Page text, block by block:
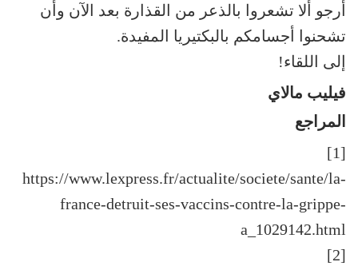
أرجو ألا تشعروا بالذعر من القذارة بعد الآن وأن
تشحنوا أجسامكم بالبكتيريا المفيدة.
إلى اللقاء!
فيليب مالاي
المراجع
[1]
https://www.lexpress.fr/actualite/societe/sante/la-
france-detruit-ses-vaccins-contre-la-grippe-
a_1029142.html
[2]